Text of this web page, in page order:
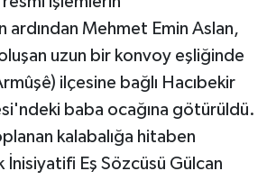
ardından Mehmet Emin Aslan,
uzun bir konvoy eşliğinde
ilçesine bağlı Hacıbekir
baba ocağına götürüldü.
kalabalığa hitaben
İnisiyatifi Eş Sözcüsü Gülcan